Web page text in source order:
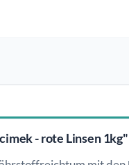
- rote Linsen 1kg"